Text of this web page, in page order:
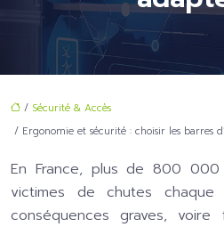
/ Sécurité & Accès
/ Ergonomie et sécurité : choisir les barres
En France, plus de 800
victimes de chutes chaque
conséquences graves, voire